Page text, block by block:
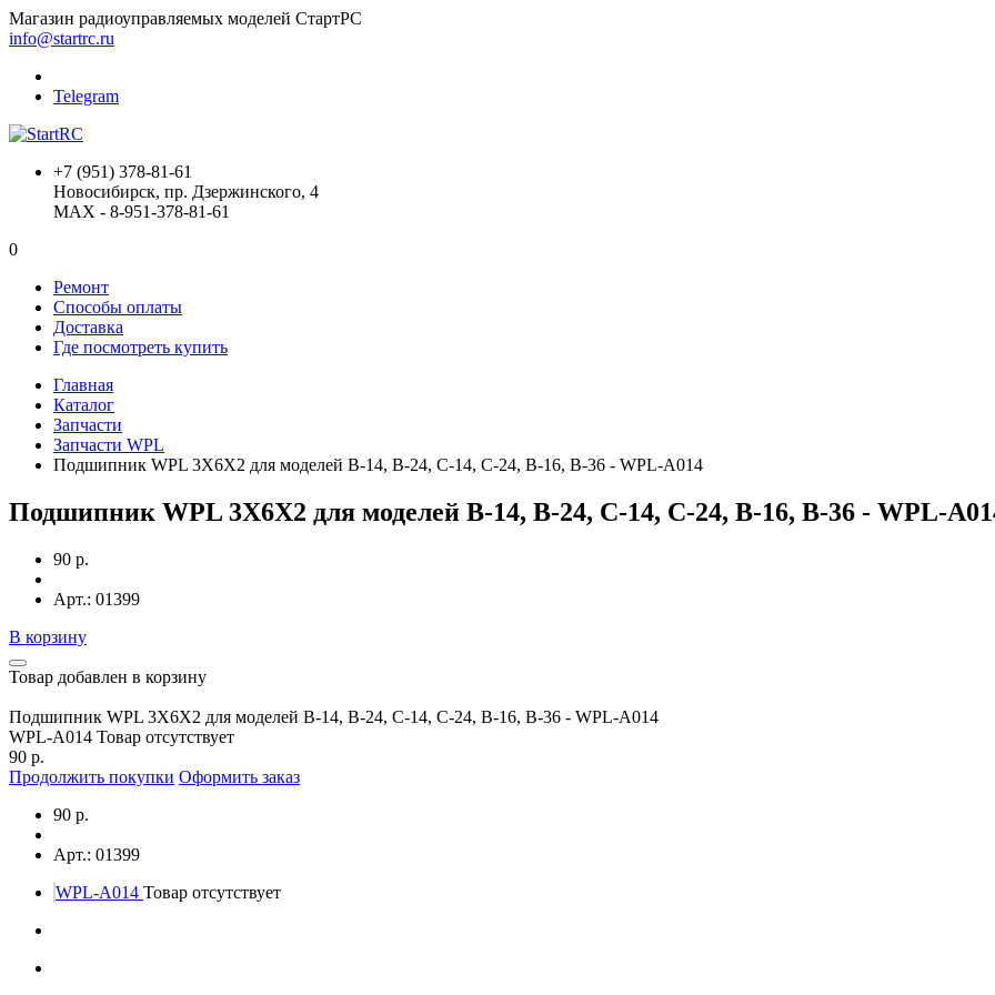
Магазин радиоуправляемых моделей СтартРС
info@startrc.ru
Telegram
+7 (951) 378-81-61
Новосибирск, пр. Дзержинского, 4
MAX - 8-951-378-81-61
0
Ремонт
Способы оплаты
Доставка
Где посмотреть купить
Главная
Каталог
Запчасти
Запчасти WPL
Подшипник WPL 3X6X2 для моделей B-14, B-24, C-14, C-24, B-16, B-36 - WPL-A014
Подшипник WPL 3X6X2 для моделей B-14, B-24, C-14, C-24, B-16, B-36 - WPL-
90 р.
Арт.: 01399
В корзину
Товар добавлен в корзину
Подшипник WPL 3X6X2 для моделей B-14, B-24, C-14, C-24, B-16, B-36 - WPL-A014
WPL-A014 Товар отсутствует
90 р.
Продолжить покупки Оформить заказ
90 р.
Арт.: 01399
WPL-A014 Товар отсутствует